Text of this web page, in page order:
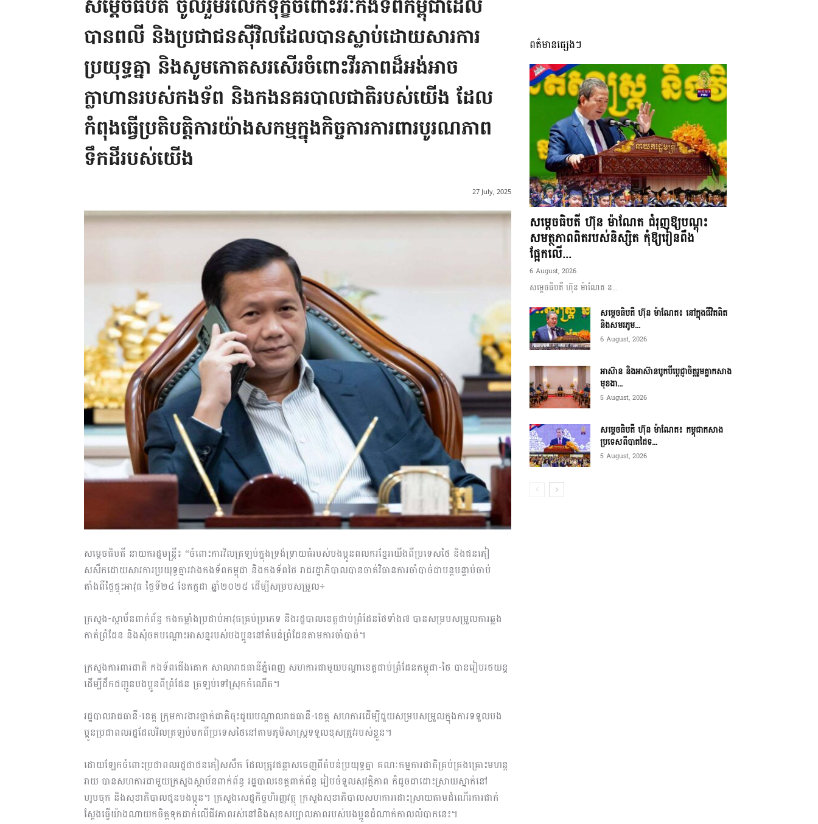
អង្គ
ភាព​
និង
ប្រតិកម្ម
រហ័ស
សម្តេចធិបតី ចូលរួមរំលែកទុក្ខចំពោះវីរៈកងទ័ពកម្ពុជាដែល
បានពលី និងប្រជាជនស៊ីវិលដែលបានស្លាប់ដោយសារការ
ប្រយុទ្ធគ្នា និងសូមកោតសរសើរចំពោះវីរភាពដ៏អង់អាច
ក្លាហានរបស់កងទ័ព និងកងនគរបាលជាតិរបស់យើង ដែល
កំពុងធ្វើប្រតិបត្តិការយ៉ាងសកម្មក្នុងកិច្ចការការពារបូរណភាព
ទឹកដីរបស់យើង
27 July, 2025
សម្តេចធិបតី នាយករដ្ឋមន្ត្រី៖ “ចំពោះការវិលត្រឡប់ក្នុងទ្រង់ទ្រាយធំរបស់បងប្អូនពលករខ្មែរយើងពីប្រទេសថៃ និងជនភៀ
សសឹកដោយសារការប្រយុទ្ធគ្នារវាងកងទ័ពកម្ពុជា និងកងទ័ពថៃ រាជរដ្ឋាភិបាលបានចាត់វិធានការចាំបាច់ជាបន្តបន្ទាប់ចាប់
តាំងពីថ្ងៃផ្ទុះអាវុធ ថ្ងៃទី២៤ ខែកក្កដា ឆ្នាំ២០២៥ ដើម្បីសម្របសម្រួល÷
ក្រសួង-ស្ថាប័នពាក់ព័ន្ធ កងកម្លាំងប្រដាប់អាវុធគ្រប់ប្រភេទ និងរដ្ឋបាលខេត្តជាប់ព្រំដែនថៃទាំង៧ បានសម្របសម្រួលការឆ្លង
កាត់ព្រំដែន និងសុំចតបណ្ដោះអាសន្នរបស់បងប្អូននៅតំបន់ព្រំដែនតាមការចាំបាច់។
ក្រសួងការពារជាតិ កងទ័ពជើងគោក សាលារាជធានីភ្នំពេញ សហការជាមួយបណ្ដាខេត្តជាប់ព្រំដែនកម្ពុជា-ថៃ បានរៀបរថយន្ត
ដើម្បីដឹកជញ្ជូនបងប្អូនពីព្រំដែន ត្រឡប់ទៅស្រុកកំណើត។
រដ្ឋបាលរាជធានី-ខេត្ត ក្រុមការងារថ្នាក់ជាតិចុះជួយបណ្ដាលរាជធានី-ខេត្ត សហការដើម្បីជួយសម្របសម្រួលក្នុងការទទួលបង
ប្អូនប្រជាពលរដ្ឋដែលវិលត្រឡប់មកពីប្រទេសថៃនៅតាមភូមិសាស្ត្រទទួលខុសត្រូវរបស់ខ្លួន។
ដោយឡែកចំពោះប្រជាពលរដ្ឋជាជនភៀសសឹក ដែលត្រូវជន្លាសចេញពីតំបន់ប្រយុទ្ធគ្នា គណៈកម្មការជាតិគ្រប់គ្រងគ្រោះមហន្ត
រាយ បានសហការជាមួយក្រសួងស្ថាប័នពាក់ព័ន្ធ រដ្ឋបាលខេត្តពាក់ព័ន្ធ រៀបចំទួលសុវត្ថិភាព ក៏ដូចជាដោះស្រាយស្នាក់នៅ
ហូបចុក និងសុខាភិបាលជូនបងប្អូន។ ក្រសួងសេដ្ឋកិច្ចហិរញ្ញវត្ថុ ក្រសួងសុខាភិបាលសហការដោះស្រាយតាមដំណើរការជាក់
ស្ដែងធ្វើយ៉ាងណាយកចិត្តទុកដាក់លើជីវភាពរស់នៅនិងសុខសប្បាលភាពរបស់បងប្អូនដំណាក់កាលលំបាកនេះ។
ពត៌មានផ្សេងៗ
សម្តេចធិបតី ហ៊ុន ម៉ាណែត ជំរុញឱ្យបណ្តុះ
សមត្ថភាពពិតរបស់និស្សិត កុំឱ្យរៀនពឹង
ផ្អែកលើ...
6 August, 2026
សម្តេចធិបតី ហ៊ុន ម៉ាណែត ន...
សម្តេចធិបតី ហ៊ុន ម៉ាណែត៖ នៅក្នុងជីវិតពិត
និងសមរភូម...
6 August, 2026
អាស៊ាន និងអាស៊ានបូកបីប្តេជ្ញាចិត្តរួមគ្នាកសាង
មុខងា...
5 August, 2026
សម្ដេចធិបតី ហ៊ុន ម៉ាណែត៖ កម្ពុជាកសាង
ប្រទេសពីបាតដៃទ...
5 August, 2026